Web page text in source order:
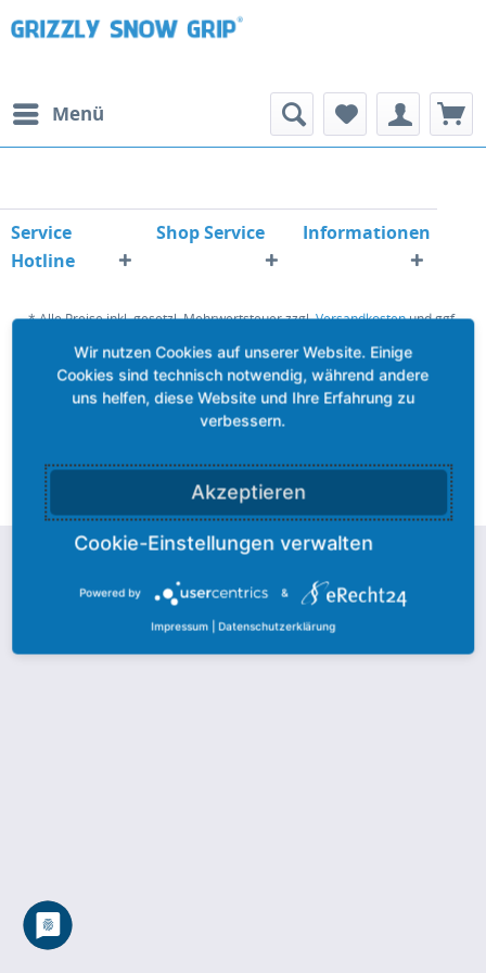
Menü
Service
Hotline
Shop Service Informationen
* Alle Preise inkl. gesetzl. Mehrwertsteuer zzgl.Versandkostenund ggf.
Nachnahmegebühren, wenn nicht anders beschrieben
Unser GRIZZLY Service
Kontakt & Hilfe
Anbau.- & Montageanleitungen
Widerrufsformular
Akzeptieren
Powered by &
Impressum Datenschutzerklärung